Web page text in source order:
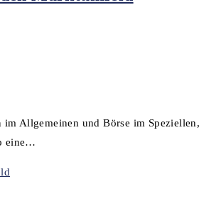
Allgemeinen und Börse im
eine…